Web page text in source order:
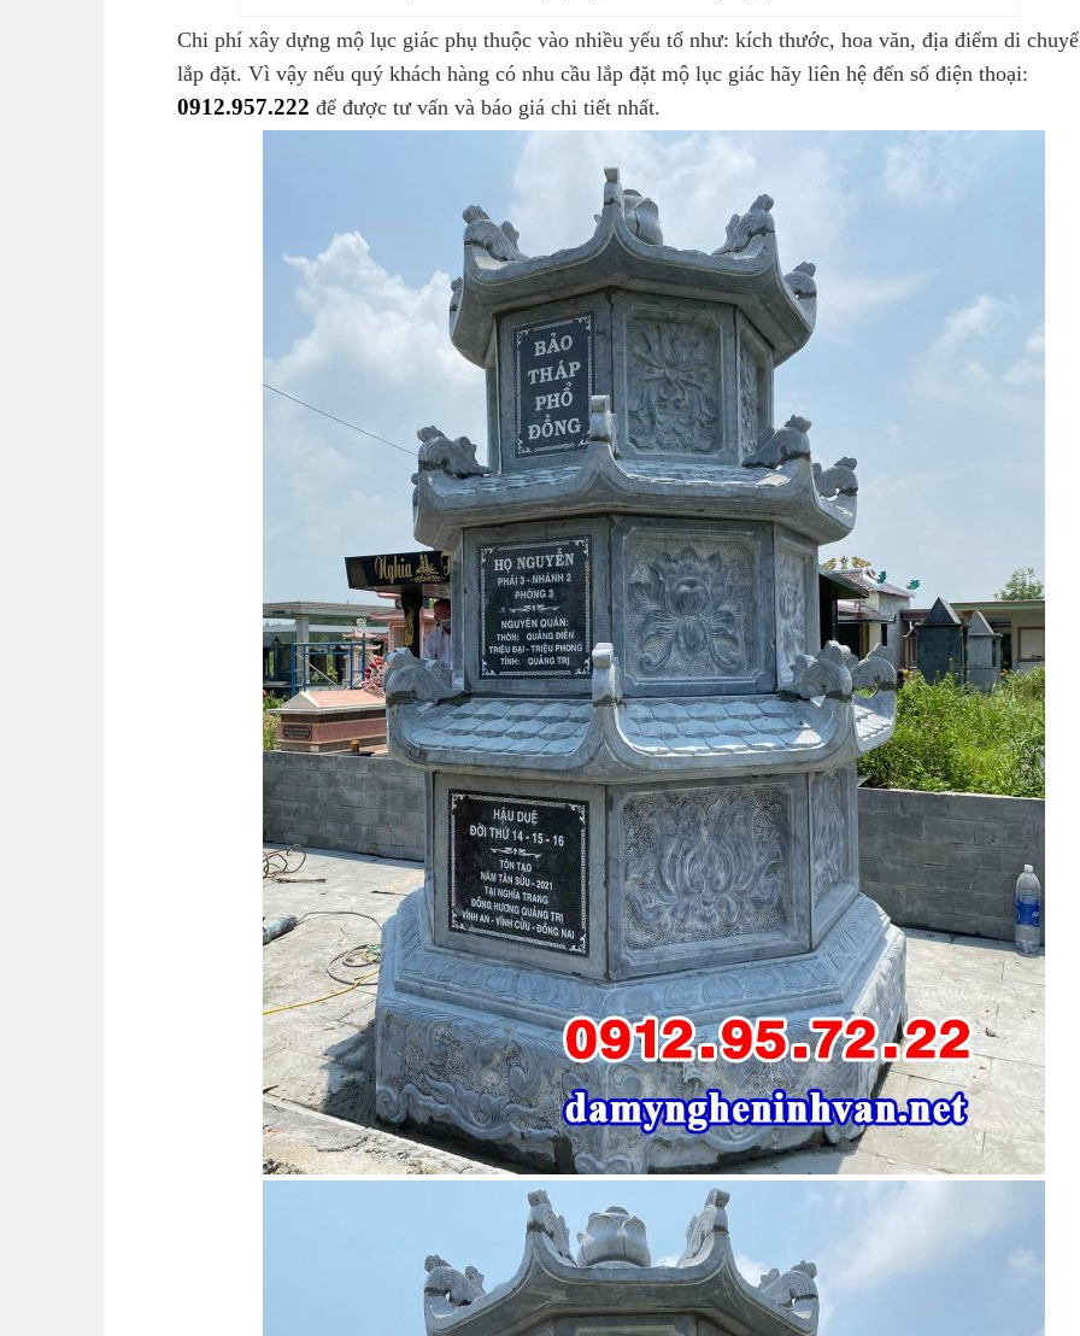
Chi phí xây dựng mộ lục giác phụ thuộc vào nhiều yếu tố như: kích thước, hoa văn, địa điểm di
lắp đặt. Vì vậy nếu quý khách hàng có nhu cầu lắp đặt mộ lục giác hãy liên hệ đến số điện thoại:
0912.957.222 để được tư vấn và báo giá chi tiết nhất.